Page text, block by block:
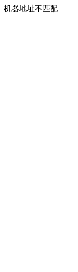
机器地址不匹配